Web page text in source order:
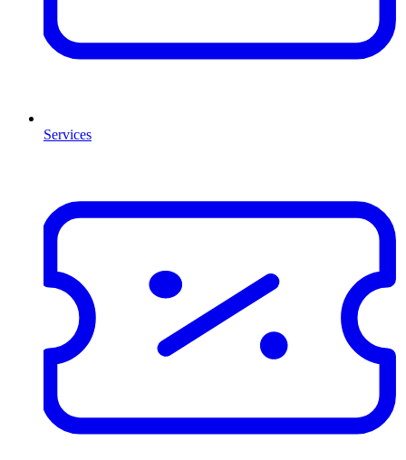
Services